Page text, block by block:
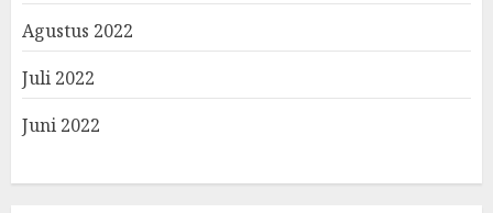
Agustus 2022
Juli 2022
Juni 2022